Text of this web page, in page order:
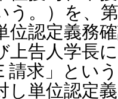
う。）を、
位認定義務
上告人学長
請求」とい
し単位認定